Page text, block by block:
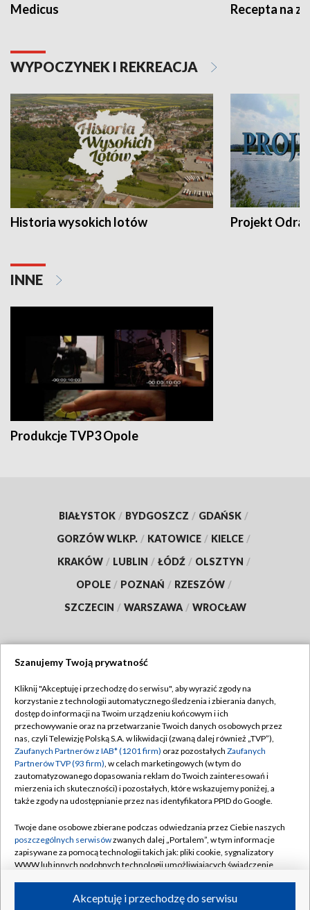
Medicus Recepta na
WYPOCZYNEK I REKREACJA
Historia wysokich lotów Projekt Odra
INNE
Produkcje TVP3 Opole
BIAŁYSTOK / BYDGOSZCZ / GDAŃSK /
GORZÓW WLKP. / KATOWICE / KIELCE /
KRAKÓW / LUBLIN / ŁÓDŹ / OLSZTYN /
OPOLE / POZNAŃ / RZESZÓW /
SZCZECIN / WARSZAWA / WROCŁAW
TVP
Abonament TVP
Emisja w TVP
Centrum informacji TVP
Naziemna Telewizja Cyfrowa
Rada Programowa
System NOS
Informacje o nadawcy
Program dla prasy
Regulamin TVP
Polityka prywatności
Moje zgody
Pomoc
Kontakt
Kanały
Szanujemy Twoją prywatność
Kliknij "Akceptuję i przechodzę do serwisu", aby wyrazić zgody na
korzystanie z technologii automatycznego śledzenia i zbierania danych,
dostęp do informacji na Twoim urządzeniu końcowym i ich
przechowywanie oraz na przetwarzanie Twoich danych osobowych przez
nas, czyli Telewizję Polską S.A. w likwidacji (zwaną dalej również „TVP”),
Zaufanych Partnerów z IAB* (1201 firm) oraz pozostałych Zaufanych
Partnerów TVP (93 firm), w celach marketingowych (w tym do
zautomatyzowanego dopasowania reklam do Twoich zainteresowań i
mierzenia ich skuteczności) i pozostałych, które wskazujemy poniżej, a
także zgody na udostępnianie przez nas identyfikatora PPID do Google.
Twoje dane osobowe zbierane podczas odwiedzania przez Ciebie naszych
poszczególnych serwisówzwanych dalej „Portalem”, w tym informacje
zapisywane za pomocą technologii takich jak: pliki cookie, sygnalizatory
WWW lub innych podobnych technologii umożliwiających świadczenie
ruchu w Internecie.Akceptuję i przechodzę do serwisu